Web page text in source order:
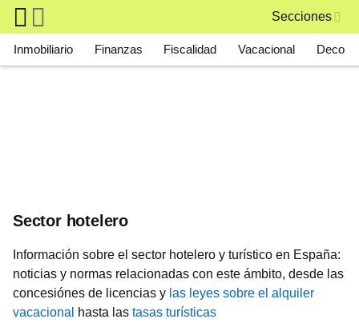
Skip to main content
Secciones
Main navigation
Inmobiliario Finanzas Fiscalidad Vacacional Deco
Sector hotelero
Información sobre el sector hotelero y turístico en España:
noticias y normas relacionadas con este ámbito, desde las
concesiónes de licencias y las leyes sobre el alquiler
vacacional
hasta las tasas turísticas